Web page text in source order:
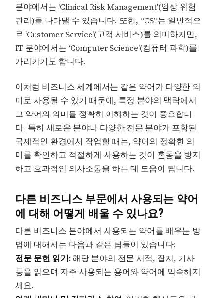
분야에서는 ‘Clinical Risk Management'(임상 위험
관리)를 나타낼 수 있습니다. 또한, “CS”는 일반적으
로 ‘Customer Service'(고객 서비스)를 의미하지만,
IT 분야에서는 ‘Computer Science'(컴퓨터 과학)를
가리키기도 합니다.
이처럼 비즈니스 세계에서는 같은 약어가 다양한 의
미로 사용될 수 있기 때문에, 특정 분야의 맥락에서
그 약어의 의미를 정확히 이해하는 것이 중요합니
다. 특히 새로운 분야나 다양한 전문 분야가 포함된
국제적인 환경에서 작업할 때는, 약어의 정확한 의
미를 확인하고 적절하게 사용하는 것이 혼동을 방지
하고 효과적인 의사소통을 하는 데 도움이 됩니다.
다른 비즈니스 부문에서 사용되는 약어
에 대해 어떻게 배울 수 있나요?
다른 비즈니스 분야에서 사용되는 약어를 배우는 방
법에 대해서는 다음과 같은 팁들이 있습니다:
전문 문헌 읽기:해당 분야의 전문 서적, 잡지, 기사
등을 읽으며 자주 사용되는 용어와 약어에 익숙해지
세요.